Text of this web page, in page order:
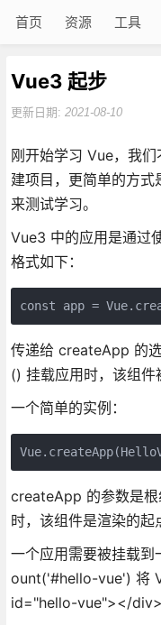
首页 资源 工具
Vue3 起步
更新日期: 2021-08-10
刚开始学习 Vue，我
建项目，更简单的方
来测试学习。
Vue3 中的应用是通过
格式如下：
const app =
传递给 createApp 的
() 挂载应用时，该组件
一个简单的实例：
createApp 的参数是
时，该组件是渲染的起
一个应用需要被挂载
ount('#hello-vue') 将
id="hello-vue"></div>